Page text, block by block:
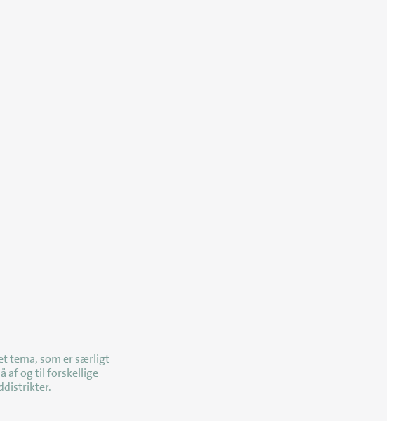
tema, som er særligt
af og til forskellige
2026